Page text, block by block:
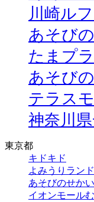
川崎ル
あそび
たまプ
あそび
テラス
神奈川
東京都
キドキド
よみうりラン
あそびのせかい
イオンモール